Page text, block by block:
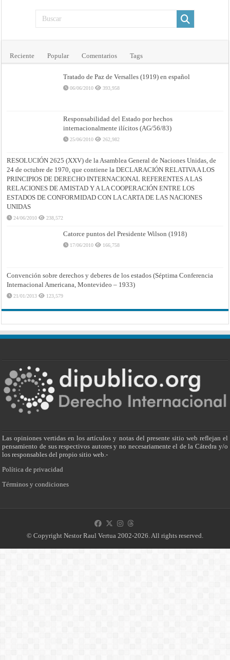
Reciente Popular Comentarios Tags
Tratado de Paz de Versalles (1919) en español
06/06/2010 393,958
Responsabilidad del Estado por hechos
internacionalmente ilícitos (AG/56/83)
25/06/2010 262,982
RESOLUCIÓN 2625 (XXV) de la Asamblea General de Naciones Unidas, de
24 de octubre de 1970, que contiene la DECLARACIÓN RELATIVA A LOS
PRINCIPIOS DE DERECHO INTERNACIONAL REFERENTES A LAS
RELACIONES DE AMISTAD Y A LA COOPERACIÓN ENTRE LOS
ESTADOS DE CONFORMIDAD CON LA CARTA DE LAS NACIONES
UNIDAS
24/06/2010 238,572
Catorce puntos del Presidente Wilson (1918)
17/06/2010 166,758
Convención sobre derechos y deberes de los estados (Séptima Conferencia
Internacional Americana, Montevideo – 1933)
21/01/2013 123,579
Las opiniones vertidas en los artículos y notas del presente sitio web reflejan el
pensamiento de sus respectivos autores y no necesariamente el de la Cátedra y/o
los responsables del propio sitio web.-
Política de privacidad
Términos y condiciones
© Copyright Nestor Raul Vertua 2002-2026. All rights reserved.